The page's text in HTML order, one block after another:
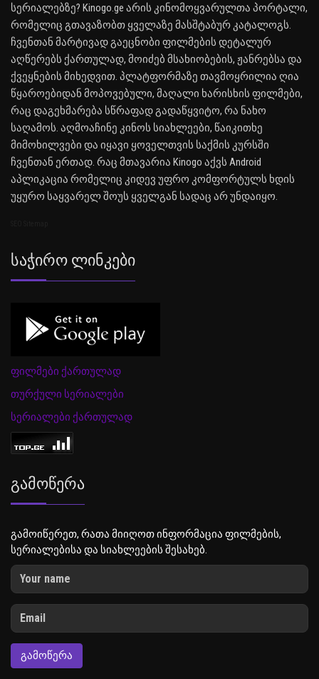
სერიალებზე? Kinogo.ge არის კინომოყვარულთა პორტალი,
რომელიც გთავაზობთ ყველაზე მასშტაბურ კატალოგს.
ჩვენთან მარტივად გაეცნობი ფილმების დეტალურ
აღწერებს ქართულად, მოიძებ მსახიობების, ჟანრებსა და
ქვეყნების მიხედვით. პლატფორმაზე თავმოყრილია ღია
წყაროებიდან მოპოვებული, მაღალი ხარისხის ფილმები,
რაც დაგეხმარება სწრაფად გადაწყვიტო, რა ნახო
საღამოს. აღმოაჩინე კინოს სიახლეები, წაიკითხე
მიმოხილვები და იყავი ყოველთვის საქმის კურსში
ჩვენთან ერთად. რაც მთავარია Kinogo აქვს Android
აპლიკაცია რომელიც კიდევ უფრო კომფორტულს ხდის
უყურო საყვარელ შოუს ყველგან სადაც არ უნდაიყო.
Საჭირო Ლინკები
ფილმები ქართულად
თურქული სერიალები
სერიალები ქართულად
Გამოწერა
გამოიწერეთ, რათა მიიღოთ ინფორმაცია ფილმების,
სერიალებისა და სიახლეების შესახებ.
ᲒᲐᲛᲝᲬᲔᲠᲐ